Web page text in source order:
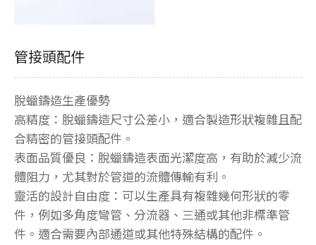
管接頭配件
脫蠟鑄造生產優勢
高精度：脫蠟鑄造尺寸公差小，適合製造形狀複雜且配
合精密的管接頭配件。
表面品質優良：脫蠟鑄造表面光潔度高，有助於減少流
體阻力，尤其對於管道的流體傳輸有利。
靈活的設計自由度：可以生產具有複雜幾何形狀的零
件，例如多角度彎管、分流器、三通或其他非標準管
件。適合需要內部通道或其他特殊結構的配件。